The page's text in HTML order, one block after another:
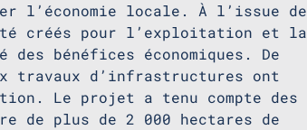
l’économie locale. À l’issue de
créés pour l’exploitation et la
bénéfices économiques. De
travaux d’infrastructures ont
Le projet a tenu compte des
de plus de 2 000 hectares de